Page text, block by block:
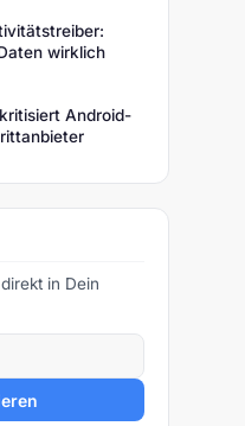
wirklich
Android-
in Dein